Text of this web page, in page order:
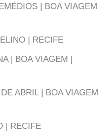
| BOA VIAGEM
| RECIFE
| BOA VIAGEM |
ABRIL | BOA VIAGEM
| RECIFE